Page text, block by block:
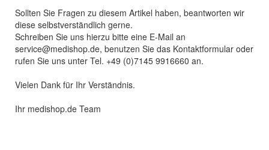
Sollten Sie Fragen zu diesem Artikel haben, beantworten wir
diese selbstverständlich gerne.
Schreiben Sie uns hierzu bitte eine E-Mail an
service@medishop.de, benutzen Sie das Kontaktformular oder
rufen Sie uns unter Tel. +49 (0)7145 9916660 an.
Vielen Dank für Ihr Verständnis.
Ihr medishop.de Team